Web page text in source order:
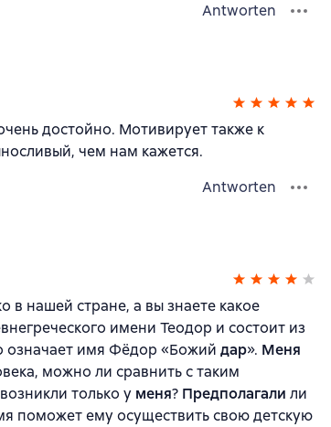
Antworten
достойно. Мотивирует также к
чем нам кажется.
Antworten
в нашей стране, а вы знаете какое
имени Теодор и состоит из
означает имя Фёдор «Божий дар». Меня
можно ли сравнить с таким
только у меня? Предполагали ли
поможет ему осуществить свою детскую